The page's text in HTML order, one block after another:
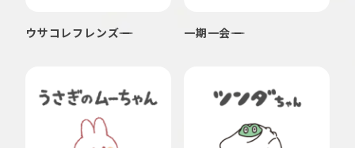
ウサコレフレンズ 一期一会